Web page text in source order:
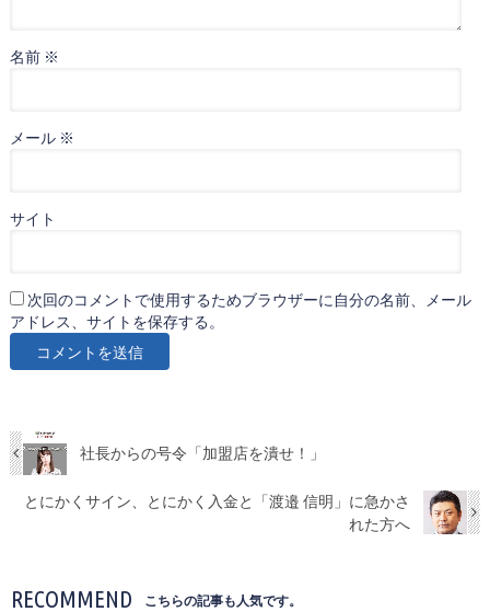
名前 ※
メール ※
サイト
次回のコメントで使用するためブラウザーに自分の名前、メール
アドレス、サイトを保存する。
社長からの号令「加盟店を潰せ！」
とにかくサイン、とにかく入金と「渡邉 信明」に急かさ
れた方へ
RECOMMEND こちらの記事も人気です。